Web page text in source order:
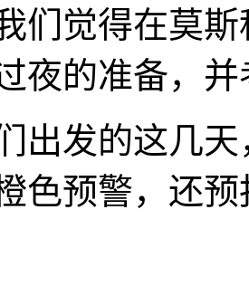
们觉得在莫
夜的准备，
出发的这几
色预警，还